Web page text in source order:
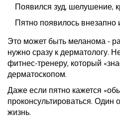
Появился зуд, шелушение,
Пятно появилось внезапно
Это может быть меланома -
нужно сразу к дерматологу.
фитнес-тренеру, который
дерматоскопом.
Даже если пятно кажется
проконсультироваться. Один
жизнь.